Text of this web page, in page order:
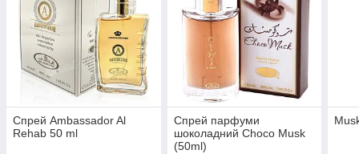
Спрей Ambassador Al
Rehab 50 ml
Спрей парфуми
шоколадний Choco Musk
(50ml)